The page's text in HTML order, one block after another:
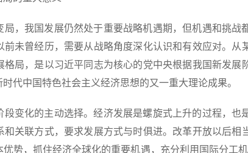
局，我国发展仍然处于重要战略机遇期，但机遇和挑战
未曾经历，需要从战略角度深化认识和有效应对。从
局，是以习近平同志为核心的党中央根据我国新发展
代中国特色社会主义经济思想的又一重大理论成果。
段变化的主动选择。经济发展是螺旋式上升的过程，也
和关联方式，要求发展方式与时俱进。改革开放以后相
势，抓住经济全球化的重要机遇，充分利用国际分工